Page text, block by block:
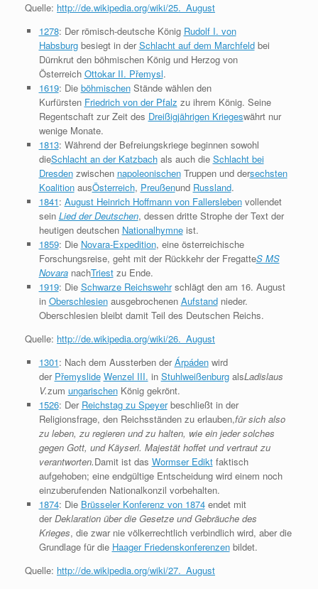
Quelle: http://de.wikipedia.org/wiki/25._August
1278: Der römisch-deutsche König Rudolf I. von
Habsburgbesiegt in derSchlacht auf dem Marchfeldbei
Dürnkrut den böhmischen König und Herzog von
Österreich Ottokar II. Přemysl.
1619: Die böhmischenStände wählen den
Kurfürsten Friedrich von der Pfalz zu ihrem König. Seine
Regentschaft zur Zeit des Dreißigjährigen Kriegeswährt nur
wenige Monate.
1813: Während der Befreiungskriege beginnen sowohl
dieSchlacht an der Katzbachals auch die Schlacht bei
Dresdenzwischen napoleonischenTruppen und dersechsten
KoalitionausÖsterreich, Preußenund Russland.
1841: August Heinrich Hoffmann von Fallerslebenvollendet
sein Lied der Deutschen, dessen dritte Strophe der Text der
heutigen deutschen Nationalhymneist.
1859: Die Novara-Expedition, eine österreichische
Forschungsreise, geht mit der Rückkehr der FregatteS MS
Novara nachTriestzu Ende.
1919: Die Schwarze Reichswehrschlägt den am 16. August
in Oberschlesienausgebrochenen Aufstandnieder.
Oberschlesien bleibt damit Teil des Deutschen Reichs.
Quelle: http://de.wikipedia.org/wiki/26._August
1301: Nach dem Aussterben derÁrpádenwird
der Přemyslide Wenzel III. in StuhlweißenburgalsLadislaus
V.zum ungarischenKönig gekrönt.
1526: Der Reichstag zu Speyerbeschließt in der
Religionsfrage, den Reichsständen zu erlauben,für sich also
zu leben, zu regieren und zu halten, wie ein jeder solches
gegen Gott, und Käyserl. Majestät hoffet und vertraut zu
verantworten.Damit ist das Wormser Ediktfaktisch
aufgehoben; eine endgültige Entscheidung wird einem noch
einzuberufenden Nationalkonzil vorbehalten.
1874: Die Brüsseler Konferenz von 1874endet mit
derDeklaration über die Gesetze und Gebräuche des
Krieges, die zwar nie völkerrechtlich verbindlich wird, aber die
Grundlage für die Haager Friedenskonferenzenbildet.
Quelle: http://de.wikipedia.org/wiki/27._August